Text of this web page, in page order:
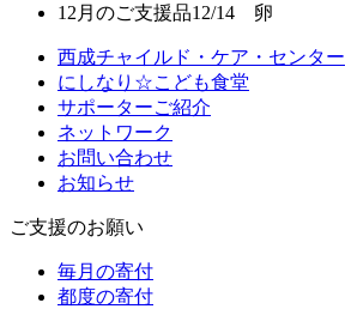
12月のご支援品12/14 卵
西成チャイルド・ケア・センター
にしなり☆こども食堂
サポーターご紹介
ネットワーク
お問い合わせ
お知らせ
ご支援のお願い
毎月の寄付
都度の寄付